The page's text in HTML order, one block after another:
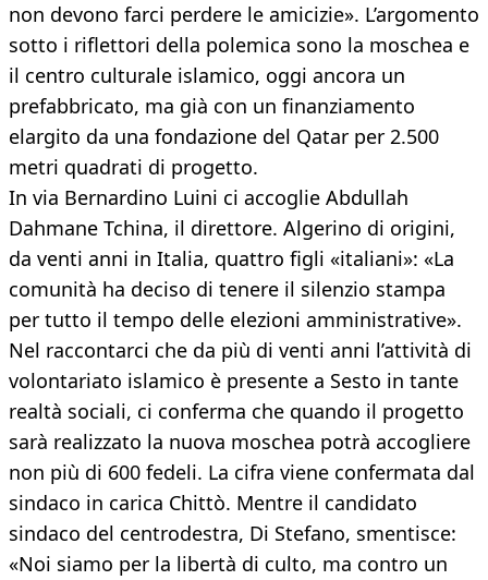
non devono farci perdere le amicizie». L’argomento
sotto i riflettori della polemica sono la moschea e
il centro culturale islamico, oggi ancora un
prefabbricato, ma già con un finanziamento
elargito da una fondazione del Qatar per 2.500
metri quadrati di progetto.
In via Bernardino Luini ci accoglie Abdullah
Dahmane Tchina, il direttore. Algerino di origini,
da venti anni in Italia, quattro figli «italiani»: «La
comunità ha deciso di tenere il silenzio stampa
per tutto il tempo delle elezioni amministrative».
Nel raccontarci che da più di venti anni l’attività di
volontariato islamico è presente a Sesto in tante
realtà sociali, ci conferma che quando il progetto
sarà realizzato la nuova moschea potrà accogliere
non più di 600 fedeli. La cifra viene confermata dal
sindaco in carica Chittò. Mentre il candidato
sindaco del centrodestra, Di Stefano, smentisce:
«Noi siamo per la libertà di culto, ma contro un